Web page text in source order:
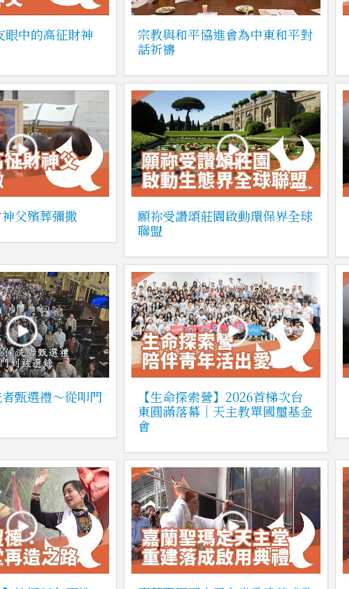
眼中的高征財神
宗教與和平協進會為中東和平對
話祈禱
父殯葬彌撒
願祢受讚頌莊園啟動環保界全球
聯盟
甄選禮～從叩門
【生命探索營】2026首梯次台
東圓滿落幕｜天主教單國璽基金
會